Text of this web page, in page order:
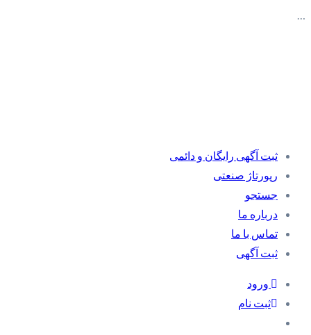
…
ثبت آگهی رایگان و دائمی
رپورتاژ صنعتی
جستجو
درباره ما
تماس با ما
ثبت آگهی
ورود
ثبت نام